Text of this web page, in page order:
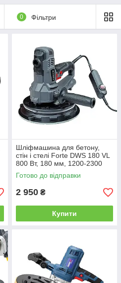
0 Фільтри
Шліфмашина для бетону,
стін і стелі Forte DWS 180 VL
800 Вт, 180 мм, 1200-2300
об./хв, з пилозбірником та
LED-підсвіткою
Готово до відправки
2 950 ₴
Купити